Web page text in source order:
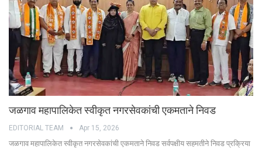
जळगाव महापालिकेत स्वीकृत नगरसेवकांची एकमताने निवड
EDITORIAL TEAM Apr 15, 2026
जळगाव महापालिकेत स्वीकृत नगरसेवकांची एकमताने निवड सर्वपक्षीय सहमतीने निवड प्रक्रिया